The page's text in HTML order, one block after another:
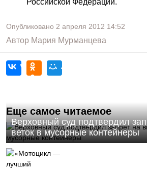
Российской Федерации.
Опубликовано 2 апреля 2012 14:52
Автор Мария Мурманцева
Еще самое читаемое
Верховный суд подтвердил
веток в мусорные контейнеры